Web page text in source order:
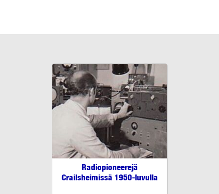
Radiopioneerejä
Crailsheimissä 1950-luvulla